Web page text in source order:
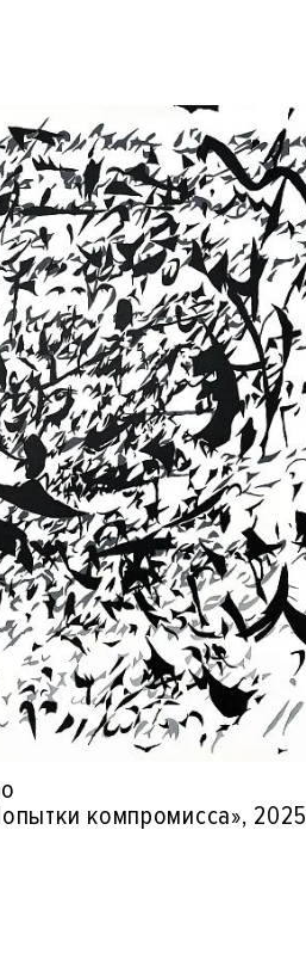
компромисса», 2025